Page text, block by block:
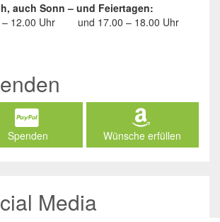
auch Sonn – und Feiertagen:
12.00 Uhr
und 17.00 – 18.00 Uhr
Spenden Wünsche erfüllen
Media